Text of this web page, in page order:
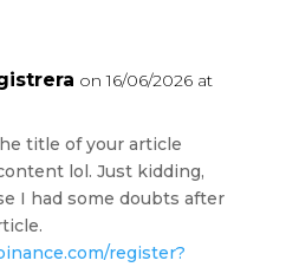
on 16/06/2026 at
title of your article
lol. Just kidding,
I had some doubts after
register?